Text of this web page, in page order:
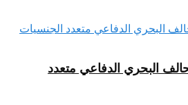
البحري الدفاعي متعدد